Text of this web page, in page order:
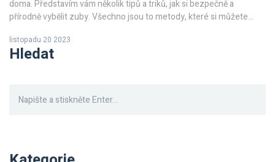
doma. Představím vám několik tipů a triků, jak si bezpečně a
přírodně vybělit zuby. Všechno jsou to metody, které si můžete
krokem a získejte ty perfektní bílé zuby, o kterých jste vždy snili.
Doufám, že si článek užijete!
listopadu 20 2023
Hledat